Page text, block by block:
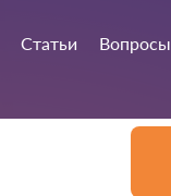
Статьи Вопросы